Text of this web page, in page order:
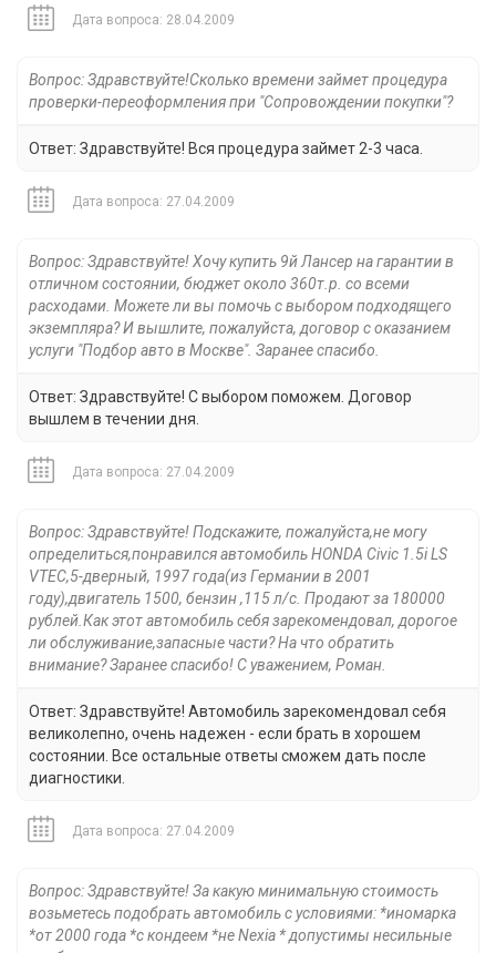
Дата вопроса: 28.04.2009
Вопрос: Здравствуйте!Сколько времени займет процедура
проверки-переоформления при "Сопровождении покупки"?
Ответ: Здравствуйте! Вся процедура займет 2-3 часа.
Дата вопроса: 27.04.2009
Вопрос: Здравствуйте! Хочу купить 9й Лансер на гарантии в
отличном состоянии, бюджет около 360т.р. со всеми
расходами. Можете ли вы помочь с выбором подходящего
экземпляра? И вышлите, пожалуйста, договор с оказанием
услуги "Подбор авто в Москве". Заранее спасибо.
Ответ: Здравствуйте! С выбором поможем. Договор
вышлем в течении дня.
Дата вопроса: 27.04.2009
Вопрос: Здравствуйте! Подскажите, пожалуйста,не могу
определиться,понравился автомобиль HONDA Civic 1.5i LS
VTEC,5-дверный, 1997 года(из Германии в 2001
году),двигатель 1500, бензин ,115 л/c. Продают за 180000
рублей.Как этот автомобиль себя зарекомендовал, дорогое
ли обслуживание,запасные части? На что обратить
внимание? Заранее спасибо! С уважением, Роман.
Ответ: Здравствуйте! Автомобиль зарекомендовал себя
великолепно, очень надежен - если брать в хорошем
состоянии. Все остальные ответы сможем дать после
диагностики.
Дата вопроса: 27.04.2009
Вопрос: Здравствуйте! За какую минимальную стоимость
возьметесь подобрать автомобиль с условиями: *иномарка
*от 2000 года *с кондеем *не Nexia * допустимы несильные